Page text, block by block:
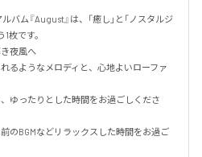
バム『August』は、「癒し」と「ノスタルジ
枚です。
夜風へ
るようなメロディと、心地よいローファ
ゆったりとした時間をお過ごしくださ
のBGMなどリラックスした時間をお過ご